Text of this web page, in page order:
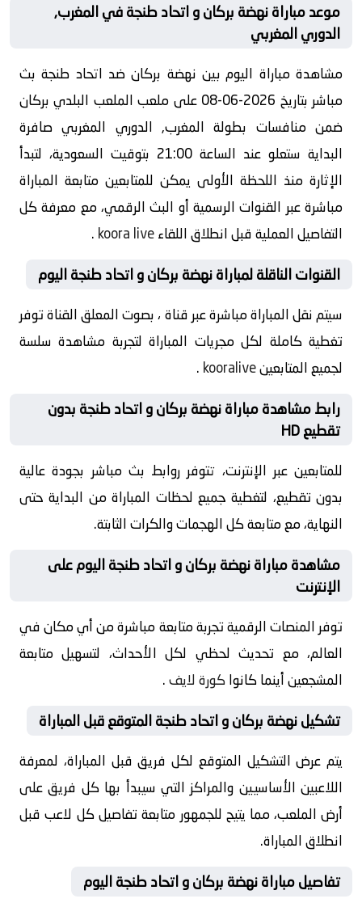
موعد مباراة نهضة بركان و اتحاد طنجة في المغرب,
الدوري المغربي
مشاهدة مباراة اليوم بين نهضة بركان ضد اتحاد طنجة بث
مباشر بتاريخ 2026-06-08 على ملعب الملعب البلدي بركان
ضمن منافسات بطولة المغرب, الدوري المغربي صافرة
البداية ستعلو عند الساعة 21:00 بتوقيت السعودية، لتبدأ
الإثارة منذ اللحظة الأولى يمكن للمتابعين متابعة المباراة
مباشرة عبر القنوات الرسمية أو البث الرقمي، مع معرفة كل
التفاصيل العملية قبل انطلاق اللقاءkoora live
.
القنوات الناقلة لمباراة نهضة بركان و اتحاد طنجة اليوم
سيتم نقل المباراة مباشرة عبر قناة ، بصوت المعلق القناة توفر
تغطية كاملة لكل مجريات المباراة لتجربة مشاهدة سلسة
لجميع المتابعينkooralive
.
رابط مشاهدة مباراة نهضة بركان و اتحاد طنجة بدون
تقطيع HD
للمتابعين عبر الإنترنت، تتوفر روابط بث مباشر بجودة عالية
بدون تقطيع، لتغطية جميع لحظات المباراة من البداية حتى
النهاية، مع متابعة كل الهجمات والكرات الثابتة.
مشاهدة مباراة نهضة بركان و اتحاد طنجة اليوم على
الإنترنت
توفر المنصات الرقمية تجربة متابعة مباشرة من أي مكان في
العالم، مع تحديث لحظي لكل الأحداث، لتسهيل متابعة
المشجعين أينما كانواكورة لايف.
تشكيل نهضة بركان و اتحاد طنجة المتوقع قبل المباراة
يتم عرض التشكيل المتوقع لكل فريق قبل المباراة، لمعرفة
اللاعبين الأساسيين والمراكز التي سيبدأ بها كل فريق على
أرض الملعب، مما يتيح للجمهور متابعة تفاصيل كل لاعب قبل
انطلاق المباراة.
تفاصيل مباراة نهضة بركان و اتحاد طنجة اليوم